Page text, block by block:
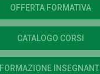
OFFERTA FORMATIVA
CATALOGO CORSI
FORMAZIONE INSEGNANTI